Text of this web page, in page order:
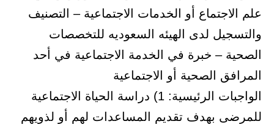
علم الاجتماع أو الخدمات الاجتماعية – التصنيف
والتسجيل لدى الهيئه السعوديه للتخصصات
الصحية – خبرة في الخدمة الاجتماعية في أحد
المرافق الصحية أو الاجتماعية
الواجبات الرئيسية: 1) دراسة الحياة الاجتماعية
للمرضى بهدف تقديم المساعدات لهم أو لذويهم